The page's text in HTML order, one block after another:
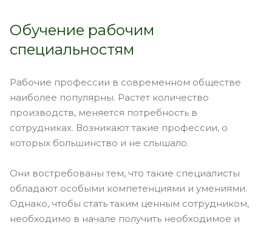
Обучение рабочим
специальностям
Рабочие профессии в современном обществе
наиболее популярны. Растет количество
производств, меняется потребность в
сотрудниках. Возникают такие профессии, о
которых большинство и не слышало.
Они востребованы тем, что такие специалисты
обладают особыми компетенциями и умениями.
Однако, чтобы стать таким ценным сотрудником,
необходимо в начале получить необходимое и